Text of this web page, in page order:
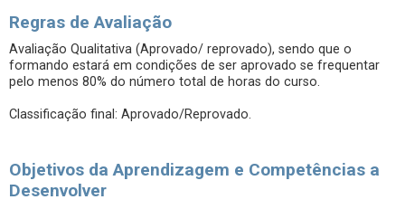
Regras de Avaliação
Avaliação Qualitativa (Aprovado/ reprovado), sendo que o
formando estará em condições de ser aprovado se frequentar
pelo menos 80% do número total de horas do curso.
Classificação final: Aprovado/Reprovado.
Objetivos da Aprendizagem e Competências a
Desenvolver